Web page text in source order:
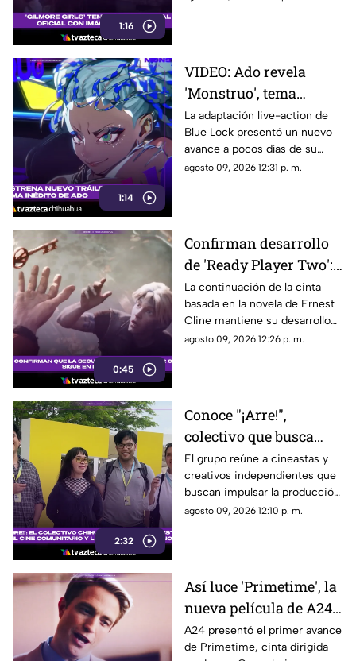
1:16
1:14
VIDEO: Ado revela
'Monstruo', tema
principal de la película
live action de 'Blue
Lock'
La adaptación live-action de
Blue Lock presentó un nuevo
avance a pocos días de su
estreno en Japón.
agosto 09, 2026 12:31 p. m.
0:45
Confirman desarrollo
de 'Ready Player Two':
lo que se sabe de la
secuela de 'Ready
Player One'
La continuación de la cinta
basada en la novela de Ernest
Cline mantiene su desarrollo
con Zak Penn nuevamente
agosto 09, 2026 12:26 p. m.
2:32
Conoce "¡Arre!",
colectivo que busca
impulsar la producción
cinematográfica en
Chihuahua
El grupo reúne a cineastas y
creativos independientes que
buscan impulsar la producción
audiovisual desde Chihuahua.
agosto 09, 2026 12:10 p. m.
Así luce 'Primetime', la
nueva película de A24
con Robert Pattinson
como protagonista
A24 presentó el primer avance
de Primetime, cinta dirigida